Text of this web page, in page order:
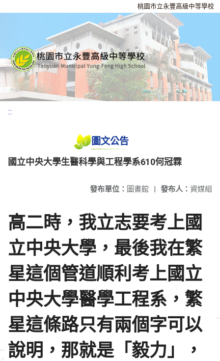
桃園市立永豐高級中等學校
:::
圖文公告
國立中央大學生醫科學與工程學系610何冠霖
發布人： 資媒組
發布單位： 圖書館 |
高二時，我立志要考上國
立中央大學，最後我在繁
星這個管道順利考上國立
中央大學醫學工程系，繁
星這條路只有兩個字可以
說明，那就是「毅力」，